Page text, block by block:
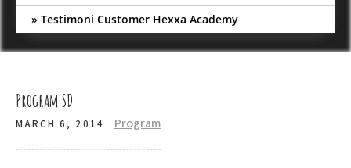
Testimoni Customer Hexxa Academy
Program SD
MARCH 6, 2014 Program